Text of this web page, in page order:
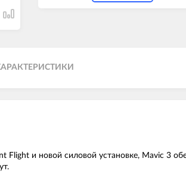
Flight и новой силовой установке, Mavic 3